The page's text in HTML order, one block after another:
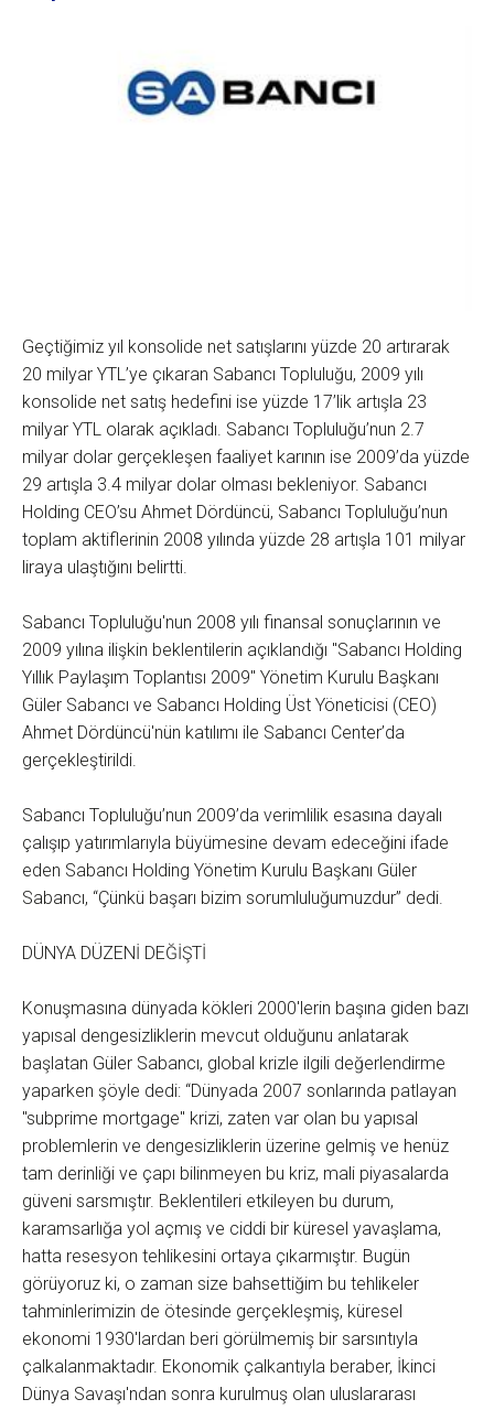
Geçtiğimiz yıl konsolide net satışlarını yüzde 20 artırarak
20 milyar YTL’ye çıkaran Sabancı Topluluğu, 2009 yılı
konsolide net satış hedefini ise yüzde 17’lik artışla 23
milyar YTL olarak açıkladı. Sabancı Topluluğu’nun 2.7
milyar dolar gerçekleşen faaliyet karının ise 2009’da yüzde
29 artışla 3.4 milyar dolar olması bekleniyor. Sabancı
Holding CEO’su Ahmet Dördüncü, Sabancı Topluluğu’nun
toplam aktiflerinin 2008 yılında yüzde 28 artışla 101 milyar
liraya ulaştığını belirtti.
Sabancı Topluluğu'nun 2008 yılı finansal sonuçlarının ve
2009 yılına ilişkin beklentilerin açıklandığı ''Sabancı Holding
Yıllık Paylaşım Toplantısı 2009'' Yönetim Kurulu Başkanı
Güler Sabancı ve Sabancı Holding Üst Yöneticisi (CEO)
Ahmet Dördüncü'nün katılımı ile Sabancı Center’da
gerçekleştirildi.
Sabancı Topluluğu’nun 2009’da verimlilik esasına dayalı
çalışıp yatırımlarıyla büyümesine devam edeceğini ifade
eden Sabancı Holding Yönetim Kurulu Başkanı Güler
Sabancı, “Çünkü başarı bizim sorumluluğumuzdur” dedi.
DÜNYA DÜZENİ DEĞİŞTİ
Konuşmasına dünyada kökleri 2000'lerin başına giden bazı
yapısal dengesizliklerin mevcut olduğunu anlatarak
başlatan Güler Sabancı, global krizle ilgili değerlendirme
yaparken şöyle dedi: “Dünyada 2007 sonlarında patlayan
"subprime mortgage" krizi, zaten var olan bu yapısal
problemlerin ve dengesizliklerin üzerine gelmiş ve henüz
tam derinliği ve çapı bilinmeyen bu kriz, mali piyasalarda
güveni sarsmıştır. Beklentileri etkileyen bu durum,
karamsarlığa yol açmış ve ciddi bir küresel yavaşlama,
hatta resesyon tehlikesini ortaya çıkarmıştır. Bugün
görüyoruz ki, o zaman size bahsettiğim bu tehlikeler
tahminlerimizin de ötesinde gerçekleşmiş, küresel
ekonomi 1930'lardan beri görülmemiş bir sarsıntıyla
çalkalanmaktadır. Ekonomik çalkantıyla beraber, İkinci
Dünya Savaşı'ndan sonra kurulmuş olan uluslararası